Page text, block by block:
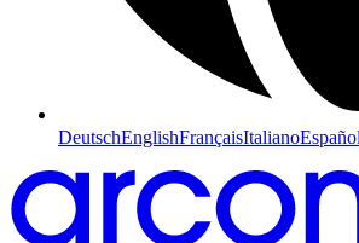
DeutschEnglishFrançaisItalianoEspañol